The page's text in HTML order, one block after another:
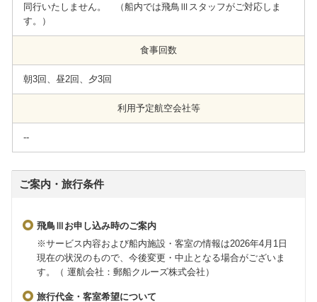
同行いたしません。 （船内では飛鳥Ⅲスタッフがご対応しま
す。）
食事回数
朝3回、昼2回、夕3回
利用予定航空会社等
--
ご案内・旅行条件
飛鳥Ⅲお申し込み時のご案内
※サービス内容および船内施設・客室の情報は2026年4月1日
現在の状況のもので、今後変更・中止となる場合がございま
す。（ 運航会社：郵船クルーズ株式会社）
旅行代金・客室希望について